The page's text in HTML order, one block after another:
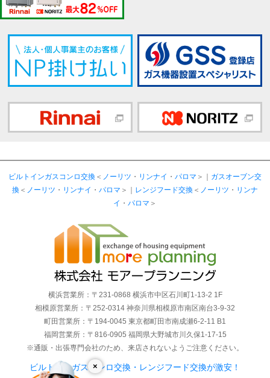
×
ビルトインガスコンロ交換 ＜ ノーリツ ・ リンナイ ・ パロマ ＞｜ ガスオーブン交
換 ＜ ノーリツ ・ リンナイ ・ パロマ ＞｜ レンジフード交換 ＜ ノーリツ ・ リンナ
イ ・ パロマ ＞
横浜営業所：〒231-0868 横浜市中区石川町1-13-2 1F
相模原営業所：〒252-0314 神奈川県相模原市南区南台3-9-32
町田営業所：〒194-0045 東京都町田市南成瀬6-2-11 B1
福岡営業所：〒816-0905 福岡県大野城市川久保1-17-15
※通販・出張専門会社のため、来店されないようご注意ください。
ビルトインガスコンロ交換・レンジフード交換が激安！